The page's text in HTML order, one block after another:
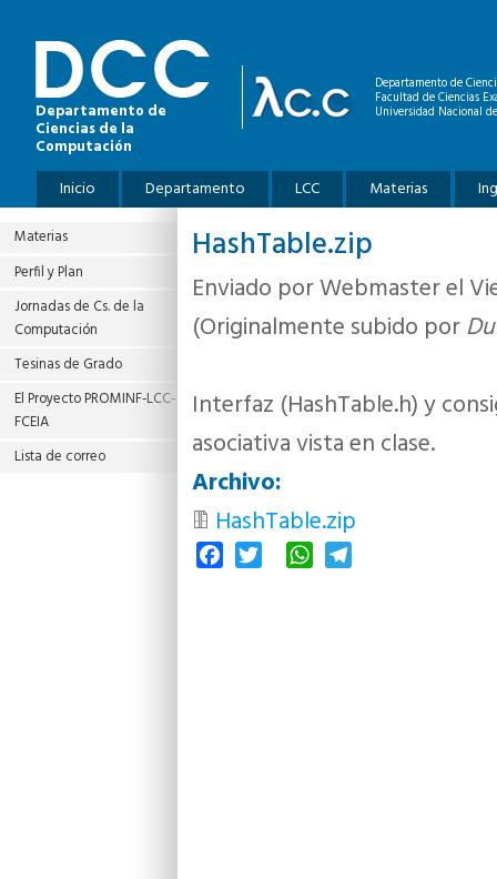
Departamento de
Ciencias de la
Computación
Departamento de
Facultad de Ciencias
Universidad Nacional
Menú principal
Inicio Departamento LCC Materias
Materias
Perfil y Plan
Jornadas de Cs. de la
Computación
Tesinas de Grado
El Proyecto PROMINF‐LCC‐
FCEIA
Lista de correo
HashTable.zip
Enviado porWebmasterel
(Originalmente subido por
Interfaz (HashTable.h) y
asociativa vista en clase.
Archivo:
HashTable.zip
FacebookTwitter WhatsApp